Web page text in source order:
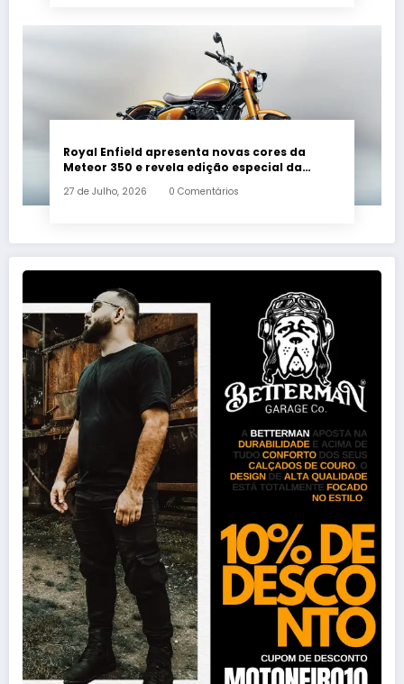
Royal Enfield apresenta novas cores da
Meteor 350 e revela edição especial da
27 de Julho, 2026 0 Comentários